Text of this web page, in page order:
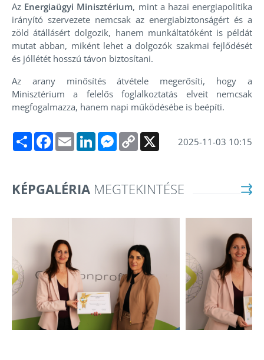
Az Energiaügyi Minisztérium, mint a hazai energiapolitika
irányító szervezete nemcsak az energiabiztonságért és a
zöld átállásért dolgozik, hanem munkáltatóként is példát
mutat abban, miként lehet a dolgozók szakmai fejlődését
és jóllétét hosszú távon biztosítani.
Az arany minősítés átvétele megerősíti, hogy a
Minisztérium a felelős foglalkoztatás elveit nemcsak
megfogalmazza, hanem napi működésébe is beépíti.
MegosztásFacebook
Email LinkedInMessenger
Copy
Link
2025-11-03 10:15
KÉPGALÉRIA MEGTEKINTÉSE